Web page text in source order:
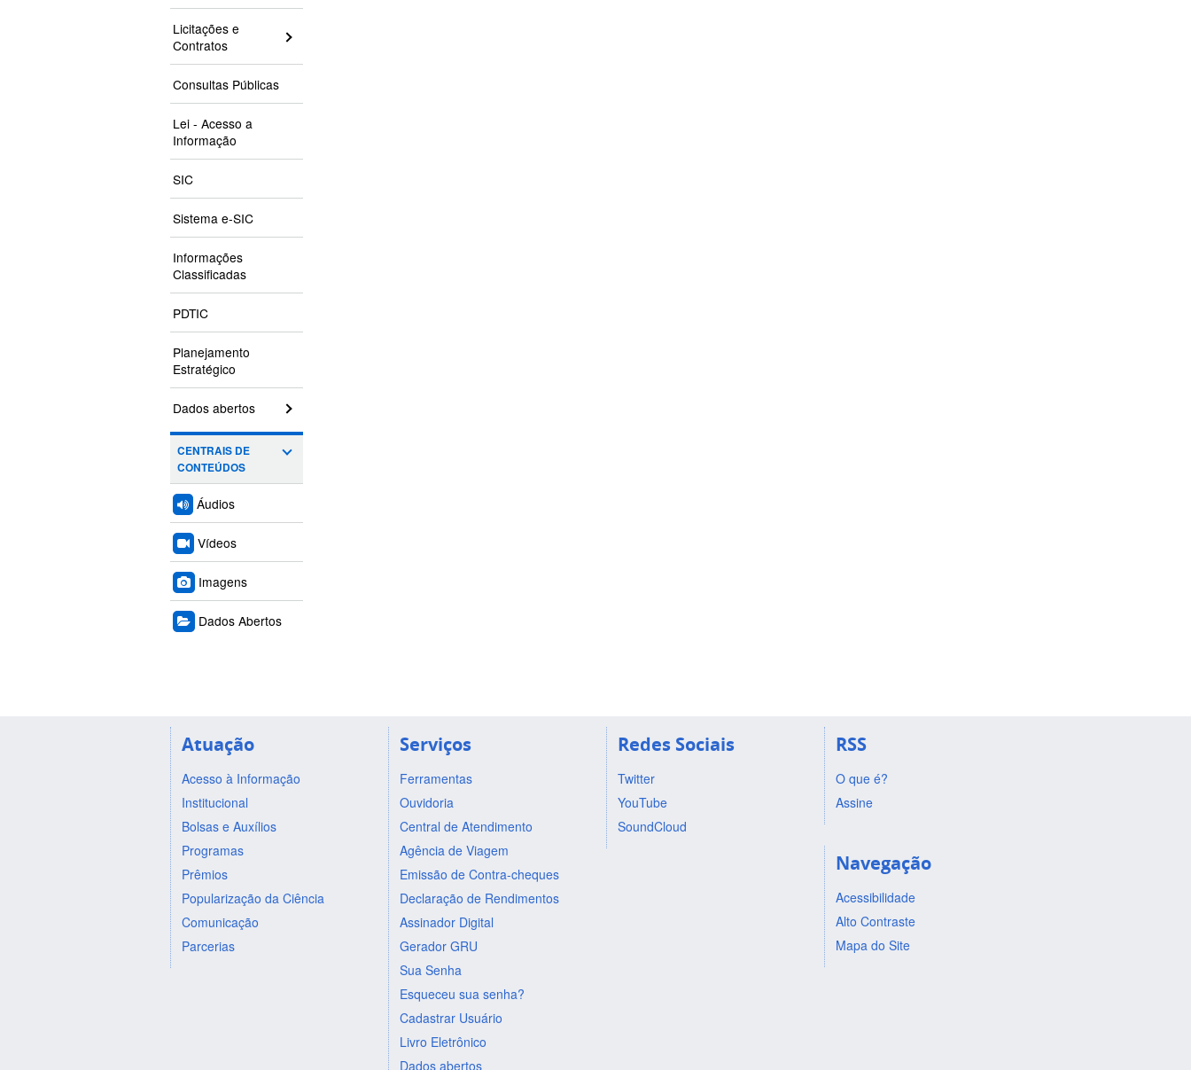
Licitações e
Contratos
Consultas Públicas
Lei - Acesso a
Informação
SIC
Sistema e-SIC
Informações
Classificadas
PDTIC
Planejamento
Estratégico
Dados abertos
CENTRAIS DE
CONTEÚDOS
Áudios
Vídeos
Imagens
Dados Abertos
Atuação
Acesso à Informação
Institucional
Bolsas e Auxílios
Programas
Prêmios
Popularização da Ciência
Comunicação
Parcerias
Serviços
Ferramentas
Ouvidoria
Central de Atendimento
Agência de Viagem
Emissão de Contra-cheques
Declaração de Rendimentos
Assinador Digital
Gerador GRU
Sua Senha
Esqueceu sua senha?
Cadastrar Usuário
Livro Eletrônico
Dados abertos
Redes Sociais
Twitter
YouTube
SoundCloud
RSS
O que é?
Assine
Navegação
Acessibilidade
Alto Contraste
Mapa do Site